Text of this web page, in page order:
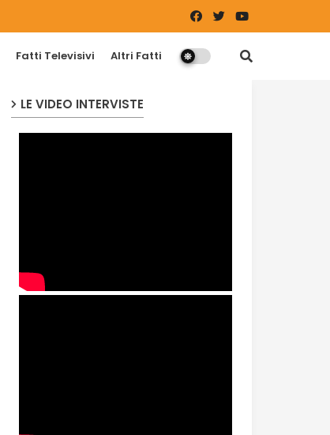
Fatti Televisivi Altri Fatti
LE VIDEO INTERVISTE